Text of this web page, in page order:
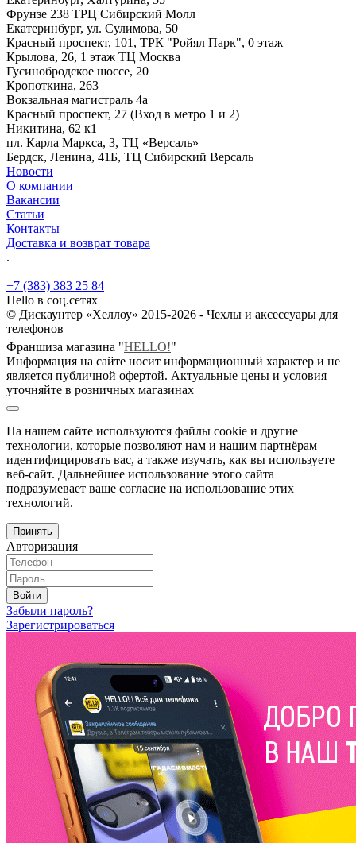
Фрунзе 238 ТРЦ Сибирский Молл
Екатеринбург, ул. Сулимова, 50
Красный проспект, 101, ТРК "Ройял Парк", 0 этаж
Крылова, 26, 1 этаж ТЦ Москва
Гусинобродское шоссе, 20
Кропоткина, 263
Вокзальная магистраль 4а
Красный проспект, 27 (Вход в метро 1 и 2)
Никитина, 62 к1
пл. Карла Маркса, 3, ТЦ «Версаль»
Бердск, Ленина, 41Б, ТЦ Сибирский Версаль
Новости
О компании
Вакансии
Статьи
Контакты
Доставка и возврат товара
.
+7 (383) 383 25 84
Hello в соц.сетях
© Дискаунтер «Хеллоу» 2015-2026 - Чехлы и аксессуары для
телефонов
Франшиза магазина "HELLO!"
Информация на сайте носит информационный характер и не
является публичной офертой. Актуальные цены и условия
уточняйте в розничных магазинах
На нашем сайте используются файлы cookie и другие
технологии, которые позволяют нам и нашим партнёрам
идентифицировать вас, а также изучать, как вы используете
веб-сайт. Дальнейшее использование этого сайта
подразумевает ваше согласие на использование этих
технологий.
Принять
Авторизация
Войти
Забыли пароль?
Зарегистрироваться